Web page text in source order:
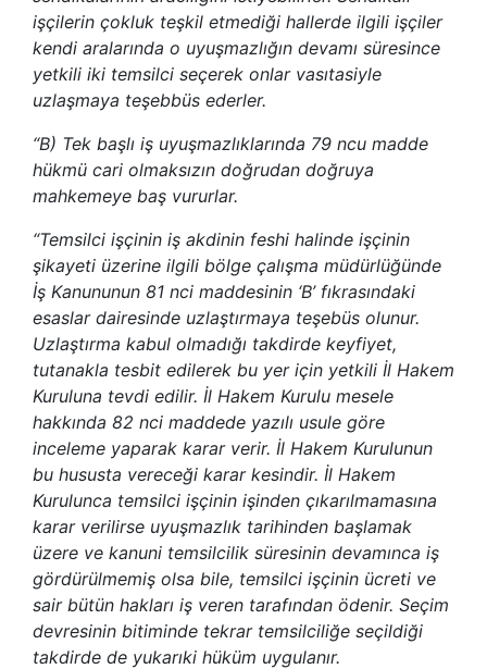
işçilerin çokluk teşkil etmediği hallerde ilgili işçiler
kendi aralarında o uyuşmazlığın devamı süresince
yetkili iki temsilci seçerek onlar vasıtasiyle
uzlaşmaya teşebbüs ederler.
“B) Tek başlı iş uyuşmazlıklarında 79 ncu madde
hükmü cari olmaksızın doğrudan doğruya
mahkemeye baş vururlar.
“Temsilci işçinin iş akdinin feshi halinde işçinin
şikayeti üzerine ilgili bölge çalışma müdürlüğünde
İş Kanununun 81 nci maddesinin ‘B’ fıkrasındaki
esaslar dairesinde uzlaştırmaya teşebüs olunur.
Uzlaştırma kabul olmadığı takdirde keyfiyet,
tutanakla tesbit edilerek bu yer için yetkili İl Hakem
Kuruluna tevdi edilir. İl Hakem Kurulu mesele
hakkında 82 nci maddede yazılı usule göre
inceleme yaparak karar verir. İl Hakem Kurulunun
bu hususta vereceği karar kesindir. İl Hakem
Kurulunca temsilci işçinin işinden çıkarılmamasına
karar verilirse uyuşmazlık tarihinden başlamak
üzere ve kanuni temsilcilik süresinin devamınca iş
gördürülmemiş olsa bile, temsilci işçinin ücreti ve
sair bütün hakları iş veren tarafından ödenir. Seçim
devresinin bitiminde tekrar temsilciliğe seçildiği
takdirde de yukarıki hüküm uygulanır.